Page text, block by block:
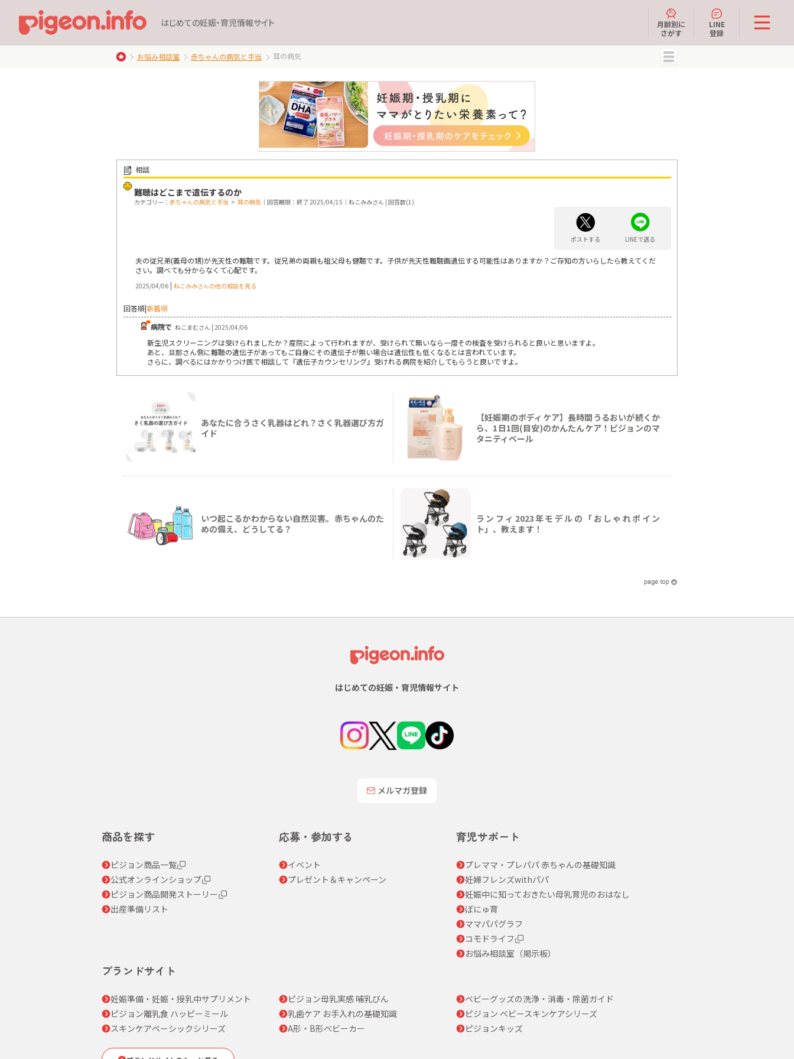
はじめての妊娠・育児情報サイト
月齢別に
さがす
LINE
登録
お悩み相談室 赤ちゃんの病気と手当 耳の病気
相談
難聴はどこまで遺伝するのか
カテゴリー： 赤ちゃんの病気と手当 > 耳の病気 ｜回答期限：終了 2025/04/15｜ねこみみさん | 回答数(1)
ポストする LINEで送る
夫の従兄弟(義母の甥)が先天性の難聴です。従兄弟の両親も祖父母も健聴です。子供が先天性難聴画遺伝する可能性はありますか？ご存知の方いらしたら教えてくだ
さい。調べても分からなくて心配です。
2025/04/06 | ねこみみさんの他の相談を見る
回答順|新着順
病院で ねこまむさん | 2025/04/06
新生児スクリーニングは受けられましたか？産院によって行われますが、受けられて無いなら一度その検査を受けられると良いと思いますよ。
あと、旦那さん側に難聴の遺伝子があってもご自身にその遺伝子が無い場合は遺伝性も低くなるとは言われています。
さらに、調べるにはかかりつけ医で相談して『遺伝子カウンセリング』受けれる病院を紹介してもらうと良いですよ。
あなたに合うさく乳器はどれ？さく乳器選び方ガ
イド
【妊娠期のボディケア】長時間うるおいが続くか
ら、1日1回(目安)のかんたんケア！ピジョンのマ
タニティベール
いつ起こるかわからない自然災害。赤ちゃんのた
めの備え、どうしてる？
ランフィ2023年モデルの「おしゃれポイン
ト」、教えます！
はじめての妊娠・育児情報サイト
メルマガ登録
商品を探す
ピジョン商品一覧
公式オンラインショップ
ピジョン商品開発ストーリー
出産準備リスト
応募・参加する
イベント
プレゼント＆キャンペーン
育児サポート
プレママ・プレパパ 赤ちゃんの基礎知識
妊婦フレンズwithパパ
妊娠中に知っておきたい母乳育児のおはなし
ぼにゅ育
ママパパグラフ
コモドライフ
お悩み相談室（掲示板）
ブランドサイト
妊娠準備・妊娠・授乳中サプリメント ピジョン母乳実感 哺乳びん
ベビーグッズの洗浄・消毒・除菌ガイド
ピジョン離乳食 ハッピーミール
乳歯ケア お手入れの基礎知識
ピジョン ベビースキンケアシリーズ
スキンケアベーシックシリーズ
A形・B形ベビーカー ピジョンキッズ